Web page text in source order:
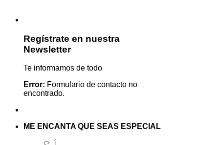
Regístrate en nuestra
Newsletter
Te informamos de todo
Error: Formulario de contacto no
encontrado.
ME ENCANTA QUE SEAS ESPECIAL